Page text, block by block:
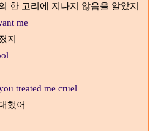
한 고리에 지나지 않음을 알았지
me
지
treated me cruel
했어